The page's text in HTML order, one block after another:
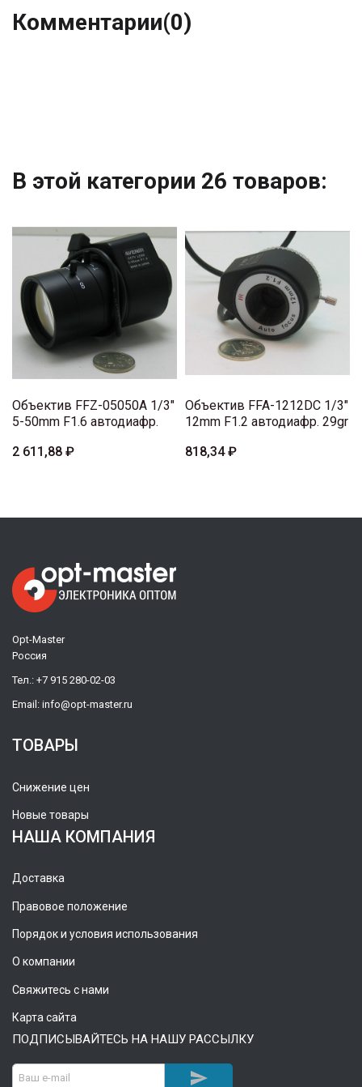
Комментарии(0)
В этой категории 26 товаров:
Объектив FFZ-05050A 1/3"
5-50mm F1.6 автодиафр.
2 611,88 ₽
Объектив FFA-1212DC 1/3"
12mm F1.2 автодиафр. 29gr
818,34 ₽
Opt-Master
Россия
Тел.: +7 915 280-02-03
Email: info@opt-master.ru
ТОВАРЫ
Снижение цен
Новые товары
НАША КОМПАНИЯ
Доставка
Правовое положение
Порядок и условия использования
О компании
Свяжитесь с нами
Карта сайта
ПОДПИСЫВАЙТЕСЬ НА НАШУ РАССЫЛКУ
